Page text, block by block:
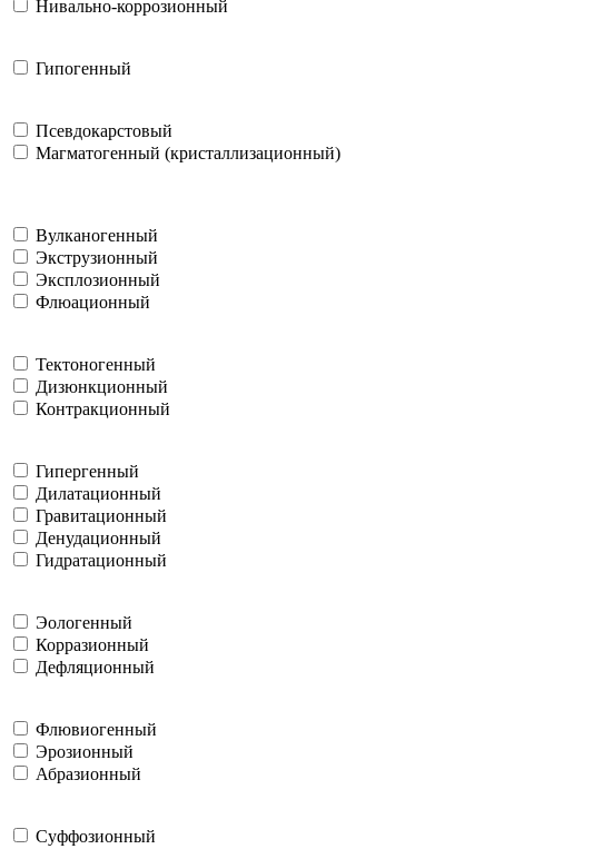
Нивально-коррозионный
Гипогенный
Псевдокарстовый
Магматогенный (кристаллизационный)
Вулканогенный
Экструзионный
Эксплозионный
Флюационный
Тектоногенный
Дизюнкционный
Контракционный
Гипергенный
Дилатационный
Гравитационный
Денудационный
Гидратационный
Эологенный
Корразионный
Дефляционный
Флювиогенный
Эрозионный
Абразионный
Суффозионный